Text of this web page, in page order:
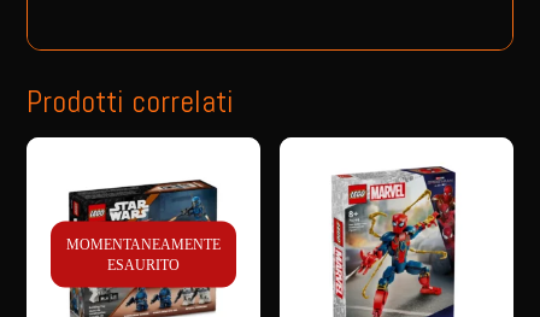
Prodotti correlati
MOMENTANEAMENTE
ESAURITO